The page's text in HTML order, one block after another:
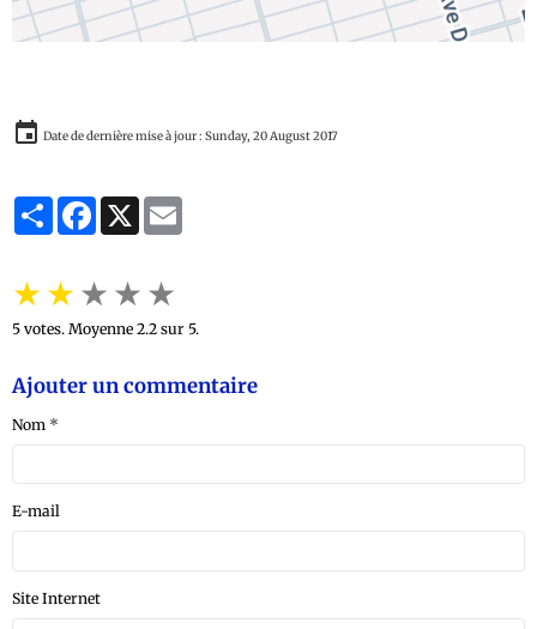
Date de dernière mise à jour : Sunday, 20 August 2017
PartagerFacebook
X
★★★★★
5 votes. Moyenne 2.2 sur 5.
Ajouter un commentaire
Nom
E-mail
Site Internet